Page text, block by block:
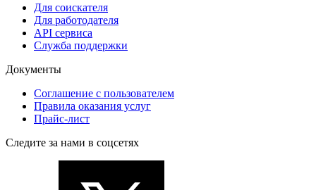
Для соискателя
Для работодателя
API сервиса
Служба поддержки
Документы
Соглашение с пользователем
Правила оказания услуг
Прайс-лист
Следите за нами в соцсетях